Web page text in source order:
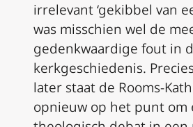
irrelevant ‘gekibbel van
was misschien wel de
gedenkwaardige fout in
kerkgeschiedenis.
later staat de Rooms-
opnieuw op het punt om